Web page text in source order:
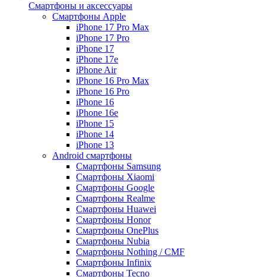
Смартфоны и аксессуары
Смартфоны Apple
iPhone 17 Pro Max
iPhone 17 Pro
iPhone 17
iPhone 17e
iPhone Air
iPhone 16 Pro Max
iPhone 16 Pro
iPhone 16
iPhone 16e
iPhone 15
iPhone 14
iPhone 13
Android cмартфоны
Смартфоны Samsung
Смартфоны Xiaomi
Смартфоны Google
Смартфоны Realme
Смартфоны Huawei
Смартфоны Honor
Смартфоны OnePlus
Смартфоны Nubia
Смартфоны Nothing / CMF
Смартфоны Infinix
Смартфоны Tecno